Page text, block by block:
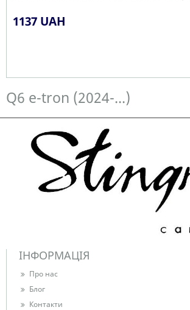
1137 UAH
Q6 e-tron (2024-...)
ІНФОРМАЦІЯ
Про нас
Блог
Контакти